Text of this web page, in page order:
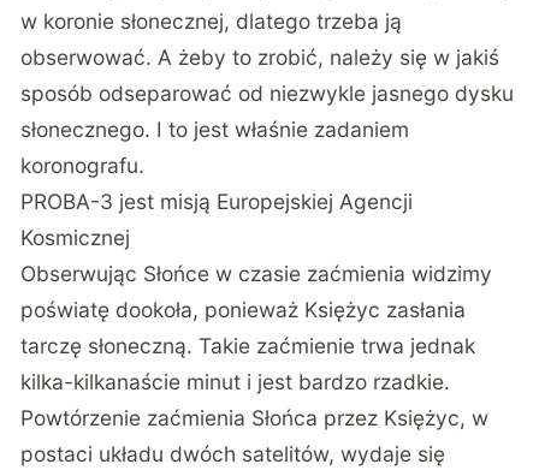
w koronie słonecznej, dlatego trzeba ją
obserwować. A żeby to zrobić, należy się w jakiś
sposób odseparować od niezwykle jasnego dysku
słonecznego. I to jest właśnie zadaniem
koronografu.
PROBA-3 jest misją Europejskiej Agencji
Kosmicznej
Obserwując Słońce w czasie zaćmienia widzimy
poświatę dookoła, ponieważ Księżyc zasłania
tarczę słoneczną. Takie zaćmienie trwa jednak
kilka-kilkanaście minut i jest bardzo rzadkie.
Powtórzenie zaćmienia Słońca przez Księżyc, w
postaci układu dwóch satelitów, wydaje się